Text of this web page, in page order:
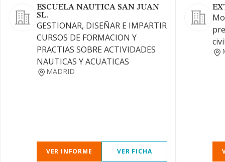
ESCUELA NAUTICA SAN JUAN
SL.
GESTIONAR, DISEÑAR E IMPARTIR
CURSOS DE FORMACION Y
PRACTIAS SOBRE ACTIVIDADES
NAUTICAS Y ACUATICAS
MADRID
VER INFORME VER FICHA